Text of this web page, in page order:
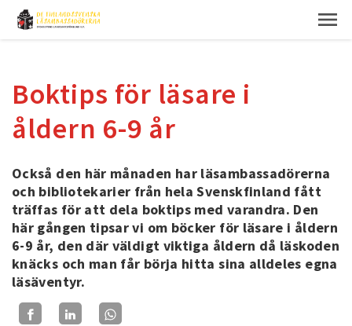
Boktips för läsare i
åldern 6-9 år
Också den här månaden har läsambassadörerna
och bibliotekarier från hela Svenskfinland fått
träffas för att dela boktips med varandra. Den
här gången tipsar vi om böcker för läsare i åldern
6-9 år, den där väldigt viktiga åldern då läskoden
knäcks och man får börja hitta sina alldeles egna
läsäventyr.